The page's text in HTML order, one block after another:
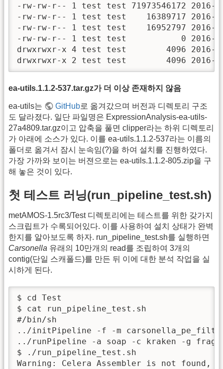
-rw-rw-r-- 1 test test 71973546172 2016-
-rw-rw-r-- 1 test test    16389717 2016-
-rw-rw-r-- 1 test test    16952797 2016-
-rw-rw-r-- 1 test test           0 2016-11-
drwxrwxr-x 4 test test        4096 2016-
drwxrwxr-x 2 test test        4096 2016-
ea-utils.1.1.2-537.tar.gz가 더 이상 존재하지 않음
ea-utils는 GitHub로 옮겨갔으며 버전과 디렉토리 구조
도 달라졌다. 일단 파일명은 ExpressionAnalysis-ea-utils-
27a4809.tar.gz이고 압축을 풀면 clipper라는 하위 디렉토리
가 아래에 소스가 있다. 이를 ea-utils.1.1.2-537라는 이름의
폴더로 옮겨서 잠시 눈속임(?)을 하여 설치를 진행하였다.
가장 가까와 보이는 버젼으로는 ea-utils.1.1.2-805.zip을 구
해 놓은 것이 있다.
첫 테스트 러닝(run_pipeline_test.sh)
metAMOS-1.5rc3/Test 디렉토리에는 테스트를 위한 갖가지
스크립트가 수록되어있다. 이를 사용하여 설치 상태가 완벽
한지를 알아보도록 하자. run_pipeline_test.sh를 실행하면
Carsonella 유래의 10만개의 read를 조립하여 3개의
contig(단일 스캐폴드)를 만든 뒤 이에 대한 분석 작업을 실
시하게 된다.
$ cd Test
$ cat run_pipeline_test.sh
#/bin/sh
../initPipeline -f -m
../runPipeline -a soap -c kraken -g
$ ./run_pipeline_test.sh
Warning: Celera Assembler is not